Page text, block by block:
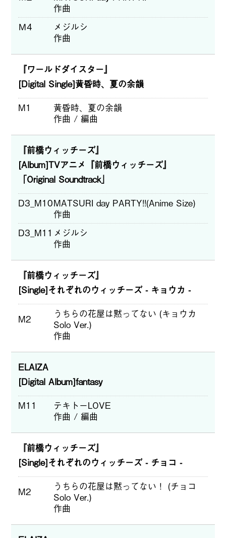
作曲
Ｍ4
メジルシ
作曲
『ワールドダイスター』
[Digital Single]黄昏時、夏の余韻
M1
黄昏時、夏の余韻
作曲 / 編曲
『前橋ウィッチーズ』
[Album]TVアニメ『前橋ウィッチーズ』
「Original Soundtrack」
D3_M10MATSURI day PARTY!!(Anime Size)
作曲
D3_M11 メジルシ
作曲
『前橋ウィッチーズ』
[Single]それぞれのウィッチーズ - キョウカ -
M2
うちらの花屋は黙ってない (キョウカ
Solo Ver.)
作曲
ELAIZA
[Digital Album]fantasy
M11
テキトーLOVE
作曲 / 編曲
『前橋ウィッチーズ』
[Single]それぞれのウィッチーズ - チョコ -
M2
うちらの花屋は黙ってない！ (チョコ
Solo Ver.)
作曲